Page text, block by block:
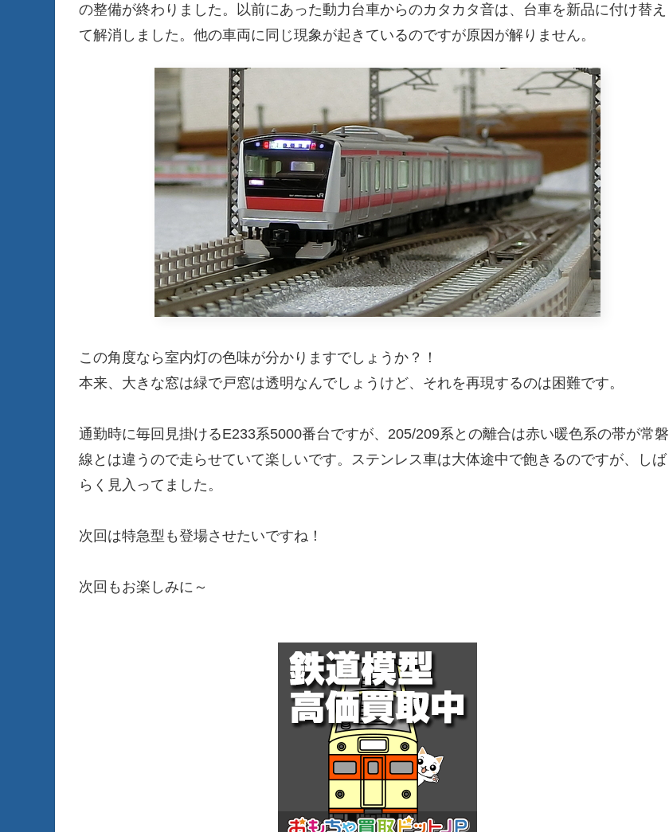
の整備が終わりました。以前にあった動力台車からのカタカタ音は、台車を新品に付け替え
て解消しました。他の車両に同じ現象が起きているのですが原因が解りません。
この角度なら室内灯の色味が分かりますでしょうか？！
本来、大きな窓は緑で戸窓は透明なんでしょうけど、それを再現するのは困難です。
通勤時に毎回見掛けるE233系5000番台ですが、205/209系との離合は赤い暖色系の帯が常磐
線とは違うので走らせていて楽しいです。ステンレス車は大体途中で飽きるのですが、しば
らく見入ってました。
次回は特急型も登場させたいですね！
次回もお楽しみに～